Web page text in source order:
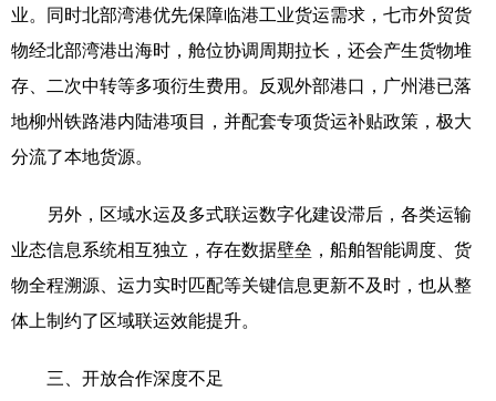
业。同时北部湾港优先保障临港工业货运需求，七市外贸货
物经北部湾港出海时，舱位协调周期拉长，还会产生货物堆
存、二次中转等多项衍生费用。反观外部港口，广州港已落
地柳州铁路港内陆港项目，并配套专项货运补贴政策，极大
分流了本地货源。
另外，区域水运及多式联运数字化建设滞后，各类运输
业态信息系统相互独立，存在数据壁垒，船舶智能调度、货
物全程溯源、运力实时匹配等关键信息更新不及时，也从整
体上制约了区域联运效能提升。
三、开放合作深度不足